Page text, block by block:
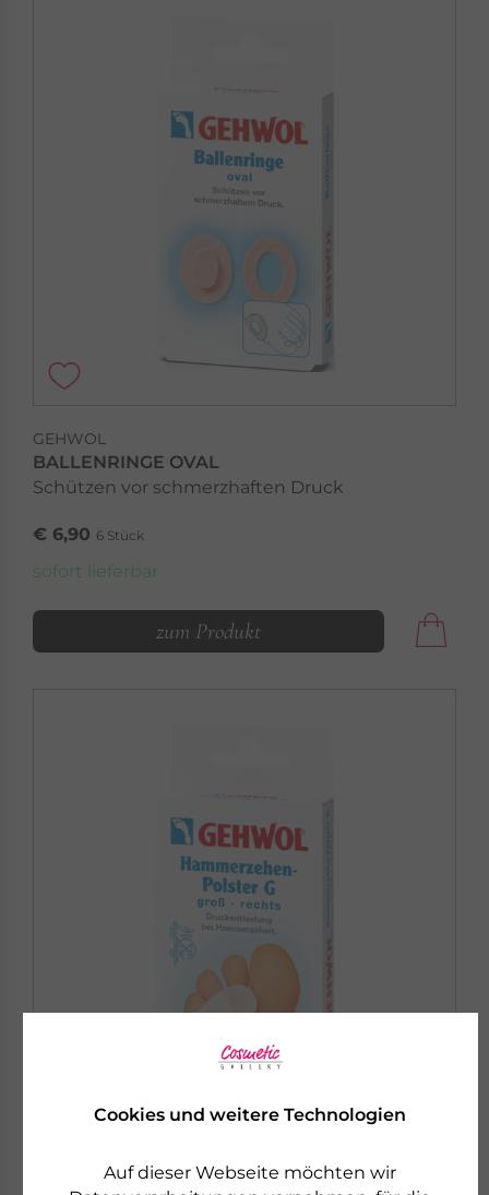
Cookies und weitere Technologien
Auf dieser Webseite möchten wir
GEHWOL
BALLENRINGE OVAL
Schützen vor schmerzhaften Druck
€ 6,90 6 Stück
sofort lieferbar
zum Produkt
HAMMERZEHEN-POLSTER G GROSS - RECHTS